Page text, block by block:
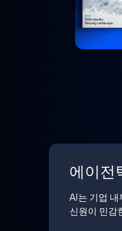
에이전
AI는 기업 내
신원이 민감